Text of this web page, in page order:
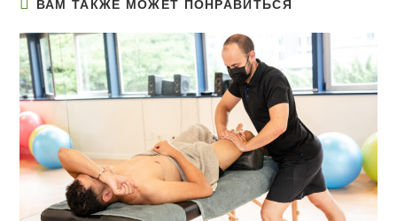
ВАМ ТАКЖЕ МОЖЕТ ПОНРАВИТЬСЯ